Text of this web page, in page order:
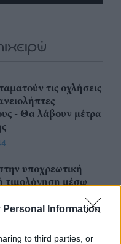
Personal Information
to third parties, or
τις οχλήσεις
- Θα λάβουν μέτρα
υποχρεωτική
τιμολόγηση μέσω
Αθήνας -